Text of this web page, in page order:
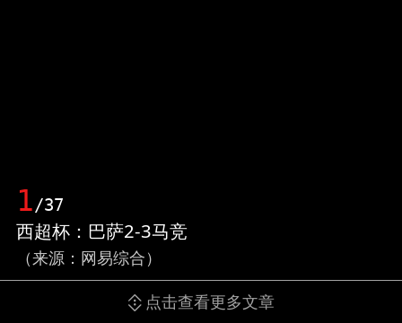
1/37
西超杯：巴萨2-3马竞
（来源：网易综合）
点击查看更多文章